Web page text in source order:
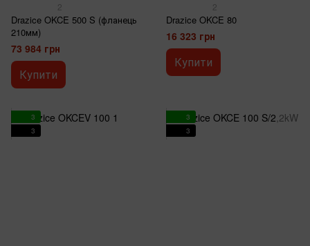
2
Drazice OKCE 500 S (фланець
210мм)
73 984 грн
Купити
2
Drazice OKCE 80
16 323 грн
Купити
3
3
3
3